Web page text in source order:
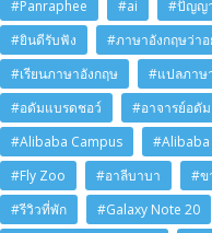
#Panraphee
#ai #ปัญญ
#ยินดีรับฟัง
#ภาษาอังกฤษว่าอ
#เรียนภาษาอังกฤษ
#แปลภาษ
#อดัมแบรดชอว์
#อาจารย์อดัม
#Alibaba Campus
#Alibaba
#Fly Zoo
#อาลีบาบา #ข
#รีวิวที่พัก
#Galaxy Note 20